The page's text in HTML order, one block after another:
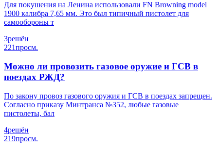
Для покушения на Ленина использовали FN Browning model
1900 калибра 7,65 мм. Это был типичный пистолет для
самообороны т
3решён
221просм.
Можно ли провозить газовое оружие и ГСВ в
поездах РЖД?
По закону провоз газового оружия и ГСВ в поездах запрещен.
Согласно приказу Минтранса №352, любые газовые
пистолеты, бал
4решён
219просм.